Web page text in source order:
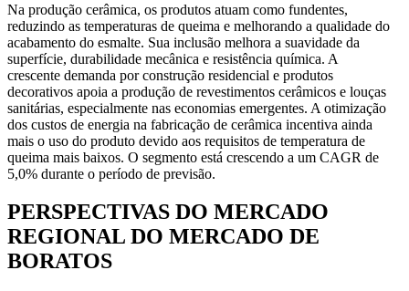
Na produção cerâmica, os produtos atuam como fundentes,
reduzindo as temperaturas de queima e melhorando a qualidade do
acabamento do esmalte. Sua inclusão melhora a suavidade da
superfície, durabilidade mecânica e resistência química. A
crescente demanda por construção residencial e produtos
decorativos apoia a produção de revestimentos cerâmicos e louças
sanitárias, especialmente nas economias emergentes. A otimização
dos custos de energia na fabricação de cerâmica incentiva ainda
mais o uso do produto devido aos requisitos de temperatura de
queima mais baixos. O segmento está crescendo a um CAGR de
5,0% durante o período de previsão.
PERSPECTIVAS DO MERCADO
REGIONAL DO MERCADO DE
BORATOS